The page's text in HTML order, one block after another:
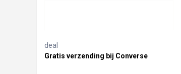
deal
Gratis verzending bij Converse